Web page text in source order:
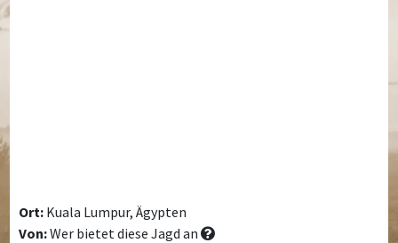
Ort: Kuala Lumpur, Ägypten
Von:Wer bietet diese Jagd an